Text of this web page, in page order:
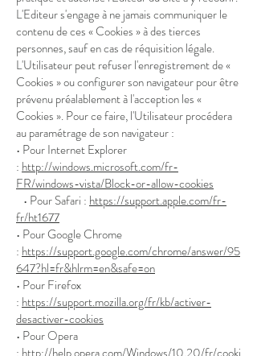
L'Editeur s'engage à ne jamais communiquer le
contenu de ces « Cookies » à des tierces
personnes, sauf en cas de réquisition légale.
L'Utilisateur peut refuser l'enregistrement de «
Cookies » ou configurer son navigateur pour être
prévenu préalablement à l'acception les «
Cookies ». Pour ce faire, l'Utilisateur procédera
au paramétrage de son navigateur :
• Pour Internet Explorer
: http://windows.microsoft.com/fr-
FR/windows-vista/Block-or-allow-cookies
• Pour Safari : https://support.apple.com/fr-
fr/ht1677
• Pour Google Chrome
: https://support.google.com/chrome/answer/95
647?hl=fr&hlrm=en&safe=on
• Pour Firefox
: https://support.mozilla.org/fr/kb/activer-
desactiver-cookies
• Pour Opera